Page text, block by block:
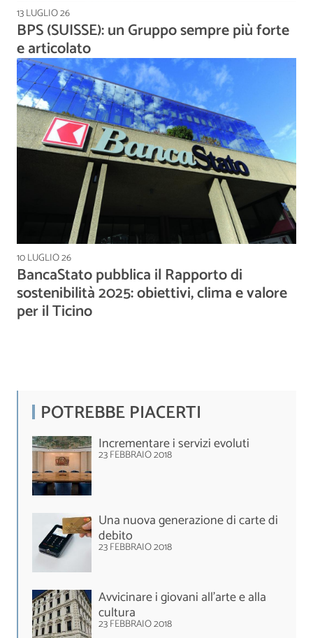
13 LUGLIO 26
BPS (SUISSE): un Gruppo sempre più forte
e articolato
10 LUGLIO 26
BancaStato pubblica il Rapporto di
sostenibilità 2025: obiettivi, clima e valore
per il Ticino
POTREBBE PIACERTI
Incrementare i servizi evoluti
23 FEBBRAIO 2018
Una nuova generazione di carte di
debito
23 FEBBRAIO 2018
Avvicinare i giovani all’arte e alla
cultura
23 FEBBRAIO 2018